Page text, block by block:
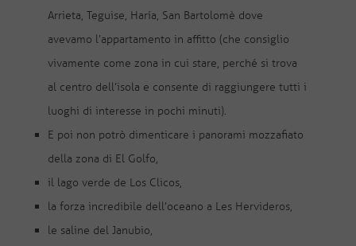
Arrieta, Teguise, Haría, San Bartolomè dove
avevamo l’appartamento in affitto (che consiglio
vivamente come zona in cui stare, perché si trova
al centro dell’isola e consente di raggiungere tutti i
luoghi di interesse in pochi minuti).
E poi non potrò dimenticare i panorami mozzafiato
della zona di El Golfo,
il lago verde de Los Clicos,
la forza incredibile dell’oceano a Les Hervideros,
le saline del Janubio,